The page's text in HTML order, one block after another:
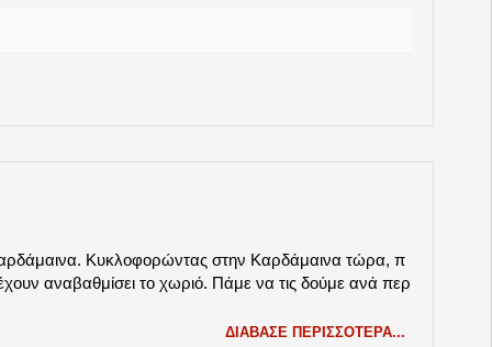
Κυκλοφορώντας στην Καρδάμαινα τώρα, π
αναβαθμίσει το χωριό. Πάμε να τις δούμε ανά περ
ΔΙΆΒΑΣΕ ΠΕΡΙΣΣΌΤΕΡΑ...